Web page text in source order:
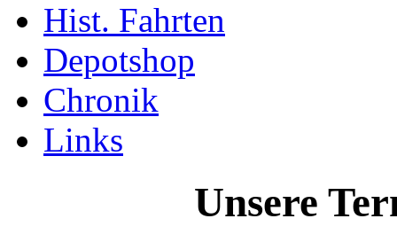
Hist. Fahrten
Depotshop
Chronik
Links
Unsere